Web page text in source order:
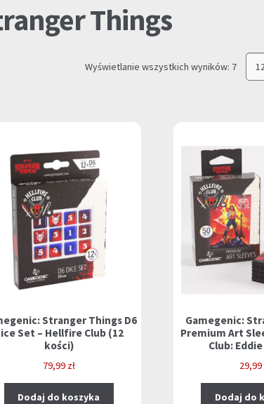
Things
Wyświetlanie wszystkich wyników: 7
Stranger Things D6
Set – Hellfire Club (12
kości)
79,99 zł
Dodaj do koszyka
Gamegenic:
Premium Art
Club:
29,99
Dodaj do